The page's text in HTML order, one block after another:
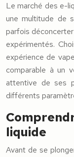
Le marché des e-
une multitude de
parfois
expérimentés.
expérience de
comparable à un
attentive de ses
différents
liquide
Avant de se